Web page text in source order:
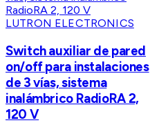
LUTRON ELECTRONICS
Switch auxiliar de pared
on/off para instalaciones
de 3 vías, sistema
inalámbrico RadioRA 2,
120 V